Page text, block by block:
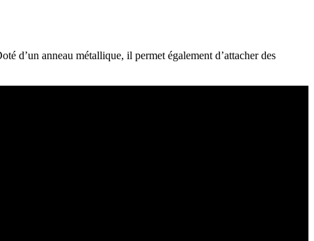
d’un anneau métallique, il permet également d’attacher des